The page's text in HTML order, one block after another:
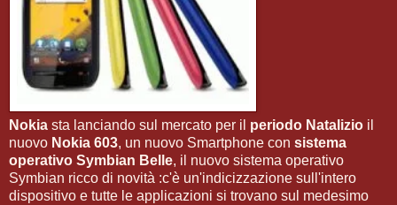
Nokia sta lanciando sul mercato per il periodo Natalizio il
nuovo Nokia 603, un nuovo Smartphone con sistema
operativo Symbian Belle, il nuovo sistema operativo
Symbian ricco di novità :c'è un'indicizzazione sull'intero
dispositivo e tutte le applicazioni si trovano sul medesimo